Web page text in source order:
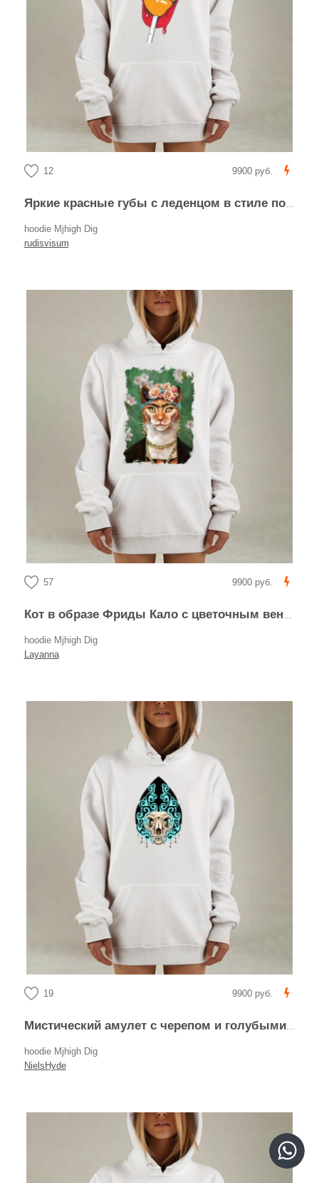
12 9900 руб.
Яркие красные губы с леденцом в стиле поп-арт
hoodie Mjhigh Dig
rudisvisum
57 9900 руб.
Кот в образе Фриды Кало с цветочным венком
hoodie Mjhigh Dig
Layanna
19 9900 руб.
Мистический амулет с черепом и голубыми узорами
hoodie Mjhigh Dig
NielsHyde